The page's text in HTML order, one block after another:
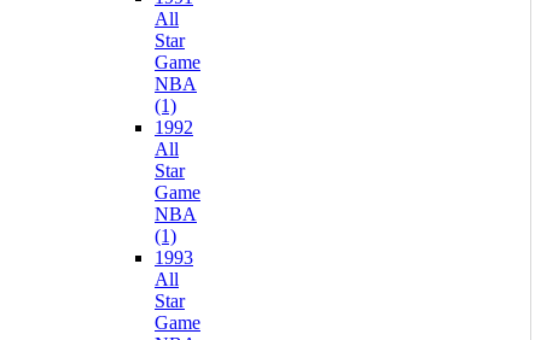
All
Star
Game
NBA
(1)
1992
All
Star
Game
NBA
(1)
1993
All
Star
Game